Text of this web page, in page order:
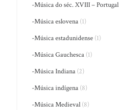
-Música do séc. XVIII – Portugal
-Música eslovena (1)
-Música estadunidense (1)
-Música Gauchesca (1)
-Música Indiana (2)
-Música indígena (8)
-Música Medieval (8)